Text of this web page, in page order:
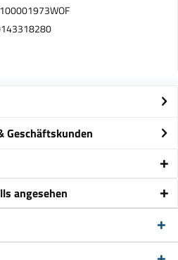
Geschäftskunden
angesehen